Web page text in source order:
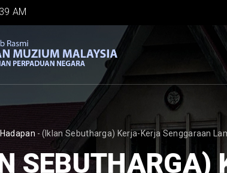
AM
- (Iklan Sebutharga) Kerja-Kerja Senggaraan
SEBUTHARGA)